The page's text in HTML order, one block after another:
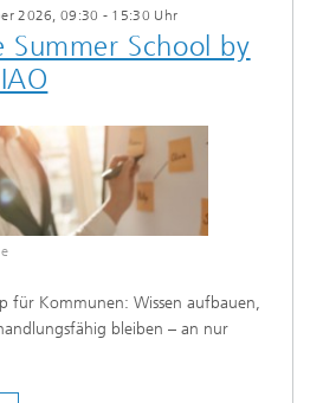
2026, 09:30 - 15:30 Uhr
Summer School by
für Kommunen: Wissen aufbauen,
bleiben – an nur